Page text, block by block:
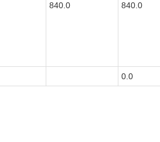
840.0 840.0
0.0